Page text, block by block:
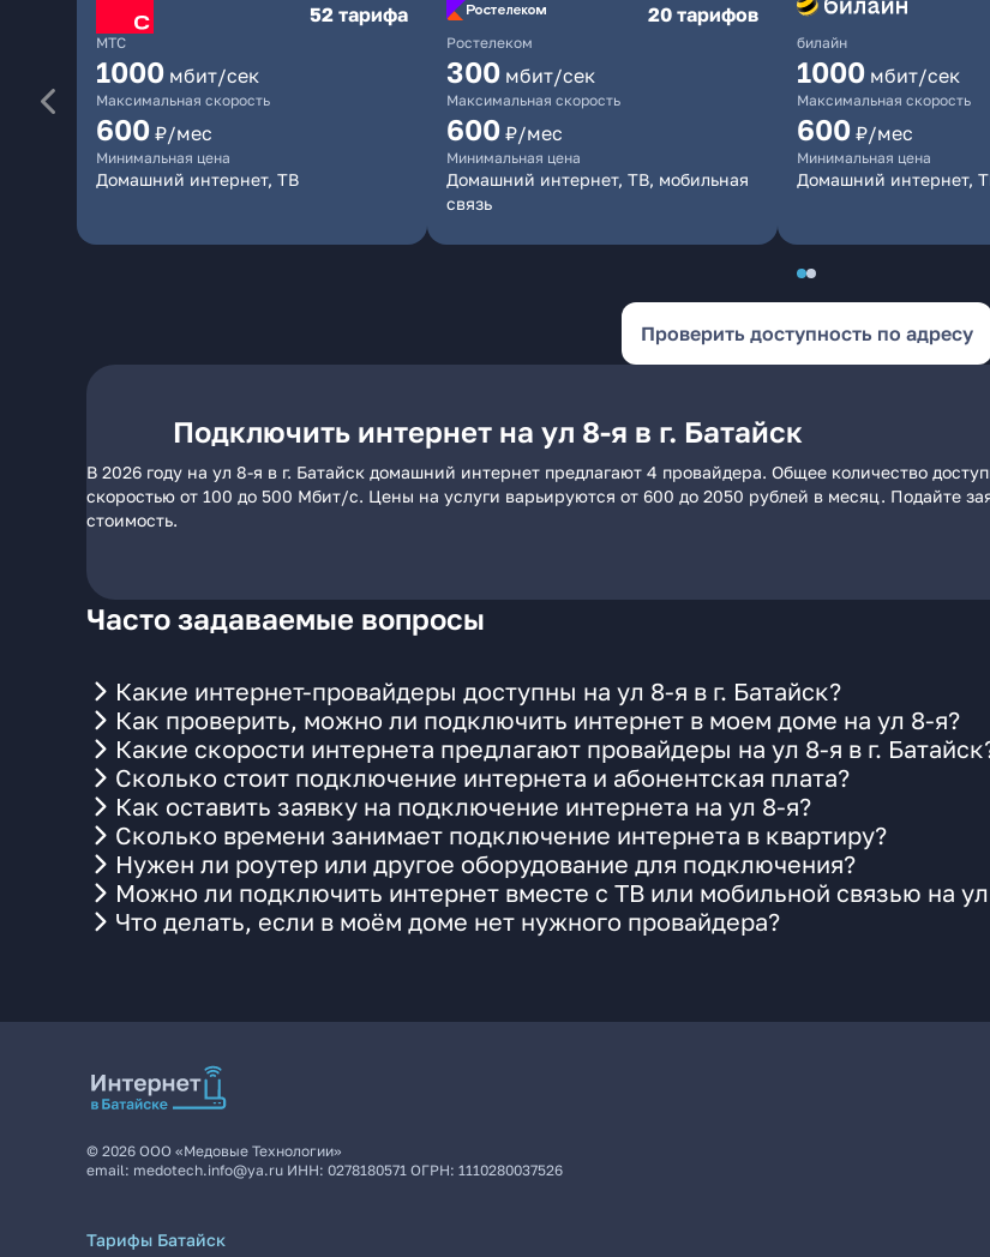
МТС
52 тарифа
1000 мбит/сек
Максимальная скорость
600 ₽/мес
Минимальная цена
Домашний интернет, ТВ
Ростелеком
20 тарифов
300 мбит/сек
Максимальная скорость
600 ₽/мес
Минимальная цена
Домашний интернет, ТВ, мобильная
связь
билайн
1000 мбит/сек
Максимальная скорость
600 ₽/мес
Минимальная цена
Домашний интернет,
Проверить доступность по адресу
Подключить интернет на ул 8-я в г. Батайск
В 2026 году на ул 8-я в г. Батайск домашний интернет предлагают 4 провайдера. Общее количество
скоростью от 100 до 500 Мбит/с. Цены на услуги варьируются от 600 до 2050 рублей в месяц. Подайте
стоимость.
Часто задаваемые вопросы
Какие интернет-провайдеры доступны на ул 8-я в г. Батайск?
Как проверить, можно ли подключить интернет в моем доме на ул 8-я?
Какие скорости интернета предлагают провайдеры на ул 8-я в г.
Сколько стоит подключение интернета и абонентская плата?
Как оставить заявку на подключение интернета на ул 8-я?
Сколько времени занимает подключение интернета в квартиру?
Нужен ли роутер или другое оборудование для подключения?
Можно ли подключить интернет вместе с ТВ или мобильной связью на
Что делать, если в моём доме нет нужного провайдера?
© 2026 ООО «Медовые Технологии»
email: medotech.info@ya.ru ИНН: 0278180571 ОГРН: 1110280037526
Тарифы Батайск